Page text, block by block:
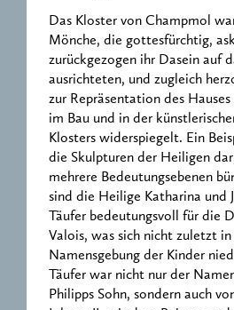
Das Kloster von Champmol
Mönche, die gottesfürchtig,
zurückgezogen ihr Dasein auf
ausrichteten, und zugleich
zur Repräsentation des
im Bau und in der
Klosters widerspiegelt. Ein
die Skulpturen der Heiligen
mehrere Bedeutungsebenen
sind die Heilige Katharina und
Täufer bedeutungsvoll für die
Valois, was sich nicht zuletzt in
Namensgebung der Kinder
Täufer war nicht nur der
Philipps Sohn, sondern auch